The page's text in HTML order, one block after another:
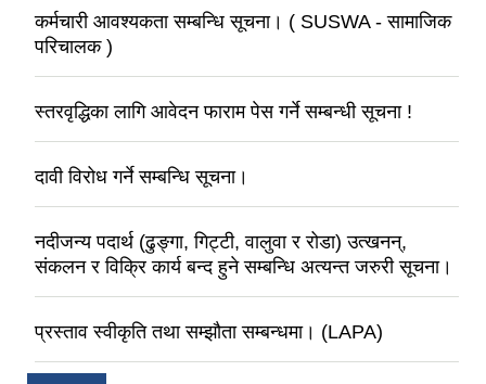
कर्मचारी आवश्यकता सम्बन्धि सूचना। ( SUSWA - सामाजिक
परिचालक )
स्तरवृद्धिका लागि आवेदन फाराम पेस गर्ने सम्बन्धी सूचना !
दावी विरोध गर्ने सम्बन्धि सूचना।
नदीजन्य पदार्थ (ढुङ्गा, गिट्टी, वालुवा र रोडा) उत्खनन्,
संकलन र विक्रि कार्य बन्द हुने सम्बन्धि अत्यन्त जरुरी सूचना।
प्रस्ताव स्वीकृति तथा सम्झौता सम्बन्धमा। (LAPA)